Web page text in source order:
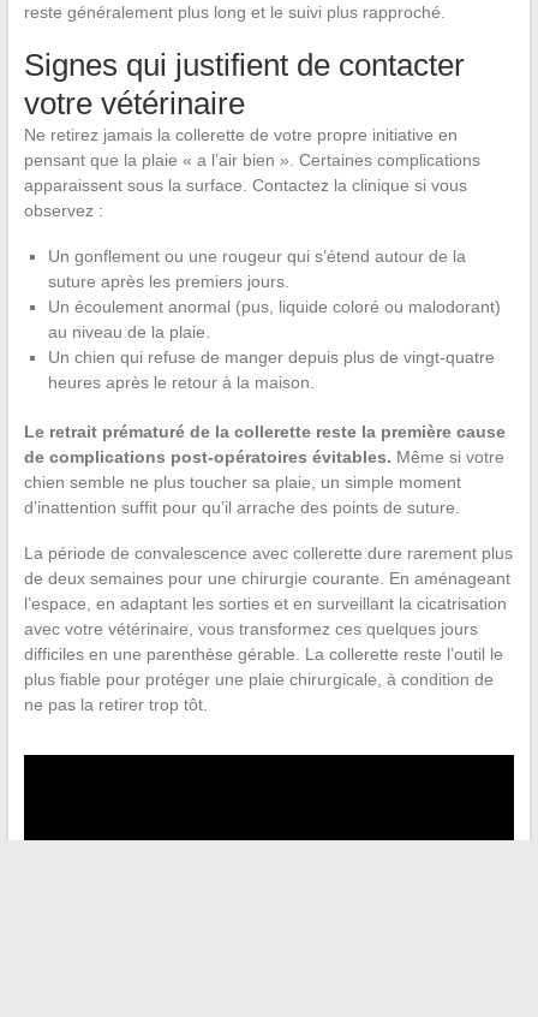
reste généralement plus long et le suivi plus rapproché.
Signes qui justifient de contacter
votre vétérinaire
Ne retirez jamais la collerette de votre propre initiative en
pensant que la plaie « a l’air bien ». Certaines complications
apparaissent sous la surface. Contactez la clinique si vous
observez :
Un gonflement ou une rougeur qui s’étend autour de la
suture après les premiers jours.
Un écoulement anormal (pus, liquide coloré ou malodorant)
au niveau de la plaie.
Un chien qui refuse de manger depuis plus de vingt-quatre
heures après le retour à la maison.
Le retrait prématuré de la collerette reste la première cause
de complications post-opératoires évitables. Même si votre
chien semble ne plus toucher sa plaie, un simple moment
d’inattention suffit pour qu’il arrache des points de suture.
La période de convalescence avec collerette dure rarement plus
de deux semaines pour une chirurgie courante. En aménageant
l’espace, en adaptant les sorties et en surveillant la cicatrisation
avec votre vétérinaire, vous transformez ces quelques jours
difficiles en une parenthèse gérable. La collerette reste l’outil le
plus fiable pour protéger une plaie chirurgicale, à condition de
ne pas la retirer trop tôt.